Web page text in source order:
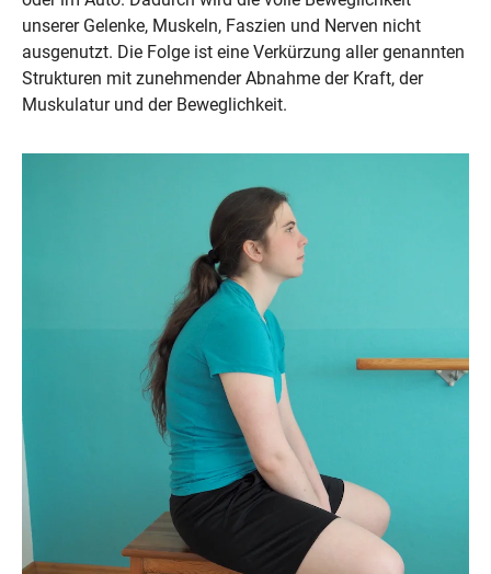
unserer Gelenke, Muskeln, Faszien und Nerven nicht
ausgenutzt. Die Folge ist eine Verkürzung aller genannten
Strukturen mit zunehmender Abnahme der Kraft, der
Muskulatur und der Beweglichkeit.